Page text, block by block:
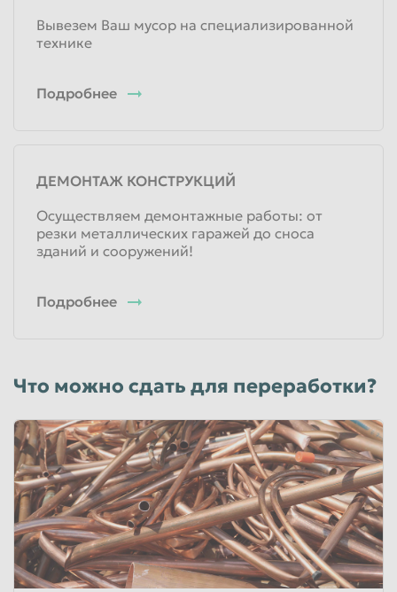
Вывезем Ваш мусор на специализированной
технике
Подробнее
ДЕМОНТАЖ КОНСТРУКЦИЙ
Осуществляем демонтажные работы: от
резки металлических гаражей до сноса
зданий и сооружений!
Подробнее
Что можно сдать для переработки?